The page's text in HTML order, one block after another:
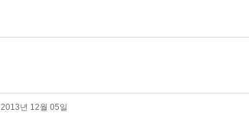
2013년 12월 05일